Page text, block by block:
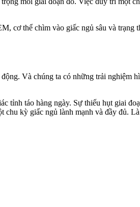
cơ thể chìm vào giấc ngủ sâu và trạng
Và chúng ta có những trải nghiệm
tỉnh táo hàng ngày. Sự thiếu hụt giai
kỳ giấc ngủ lành mạnh và đầy đủ.